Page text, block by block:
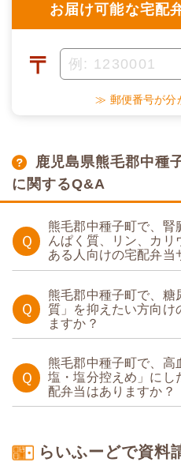
お届け可能な宅配
〒
≫ 郵便番号が分
鹿児島県熊毛郡中種
に関するQ&A
Ｑ
熊毛郡中種子町で、腎
んぱく質、リン、カリ
ある人向けの宅配弁当
Ｑ
熊毛郡中種子町で、糖
質」を抑えたい方向け
ますか？
Ｑ
熊毛郡中種子町で、高
塩・塩分控えめ」にし
配弁当はありますか？
らいふーどで資料